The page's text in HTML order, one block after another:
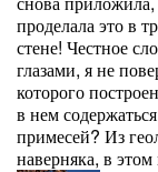
проделала это в
стене! Честное
глазами, я не
которого
в нем
примесей? Из
наверняка, в